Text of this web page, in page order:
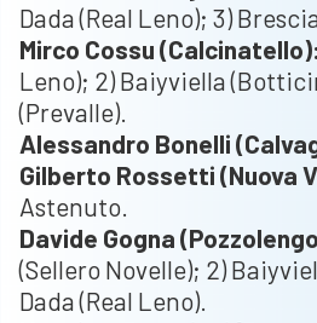
Dada (Real Leno); 3)
Mirco Cossu (Calcinatello):
Leno); 2) Baiyviella
(Prevalle).
Alessandro Bonelli
Gilberto Rossetti (Nuova
Astenuto.
Davide Gogna
(Sellero Novelle); 2)
Dada (Real Leno).